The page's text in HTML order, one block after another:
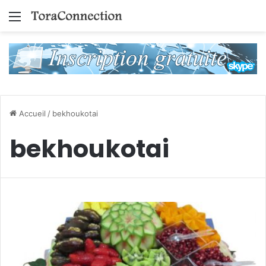
Menu
Accueil / bekhoukotai
bekhoukotai